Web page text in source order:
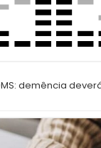
demência